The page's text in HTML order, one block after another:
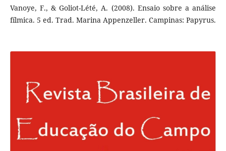
Vanoye, F., & Goliot-Lété, A. (2008). Ensaio sobre a análise
fílmica. 5 ed. Trad. Marina Appenzeller. Campinas: Papyrus.